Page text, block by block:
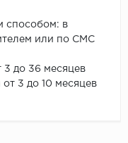
способом: в
или по СМС
3 до 36 месяцев
3 до 10 месяцев